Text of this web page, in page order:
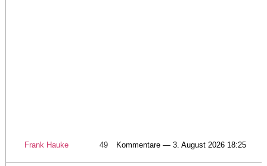
Frank Hauke 49 Kommentare — 3. August 2026 18:25